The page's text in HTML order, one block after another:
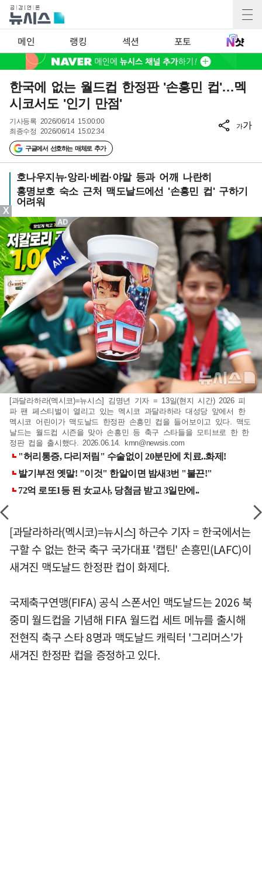
메인 랭킹 섹션 포토
한국에 없는 월드컵 한정판 '손흥민 컵'…멕
시코서도 '인기 만점'
기사등록 2026/06/14 15:00:00
최종수정 2026/06/14 15:02:34
구글에서 선호하는 매체로 추가
가가
호나우지뉴·앙리·베컴·야말 등과 어깨 나란히
홍명보호 숙소 근처 맥도날드에선 '손흥민 컵' 구하기
어려워
[과달라하라(멕시코)=뉴시스] 김명년 기자 = 13일(현지 시간) 2026 피
파 팬 페스티벌이 열리고 있는 멕시코 과달라하라 대성당 앞에서 한
멕시코 어린이가 맥도날드 한정판 손흥민 컵을 들어보이고 있다. 맥도
날드는 월드컵 시즌을 맞아 손흥민 등 축구 스타들을 모티브로 한 한
정판 컵을 출시했다. 2026.06.14. kmn@newsis.com
[과달라하라(멕시코)=뉴시스] 하근수 기자 = 한국에서는
구할 수 없는 한국 축구 국가대표 '캡틴' 손흥민(LAFC)이
새겨진 맥도날드 한정판 컵이 화제다.
국제축구연맹(FIFA) 공식 스폰서인 맥도날드는 2026 북
중미 월드컵을 기념해 FIFA 월드컵 세트 메뉴를 출시해
전현직 축구 스타 8명과 맥도날드 캐릭터 '그리머스'가
새겨진 한정판 컵을 증정하고 있다.
X